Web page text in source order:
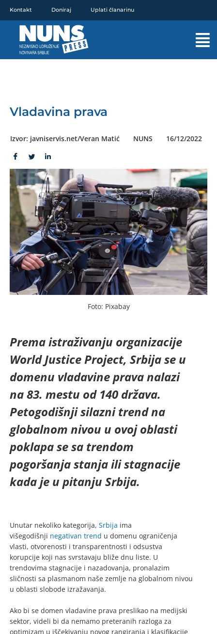
sadržaj
Kontakt Doniraj Uplati članarinu
Vladavina prava
Izvor: javniservis.net/Veran Matić NUNS 16/12/2022
Foto: Pixabay
Prema istraživanju organizacije
World Justice Project, Srbija se u
domenu vladavine prava nalazi
na 83. mestu od 140 država.
Petogodišnji silazni trend na
globalnom nivou u ovoj oblasti
poklapa se sa trendom
pogoršanja stanja ili stagnacije
kada je u pitanju Srbija.
Unutar nekoliko kategorija, Srbija ima
višegodišnji negativan trend u domenu ograničenja
vlasti, otvorenosti i transparentnosti i odsustva
korupcije koji nas svrstavaju bliže dnu liste. U
trendovima stagnacije i nazadovanja, pronalazim
sličnosti sa plasmanom naše zemlje na globalnom nivou
u oblasti slobode izražavanja.
Ako bi se domen vladavine prava preslikao na medijski
sektor, videli bi da nemamo preteranih razloga za
optimizam u iščekivanju novog rangiranja i klasifikacije